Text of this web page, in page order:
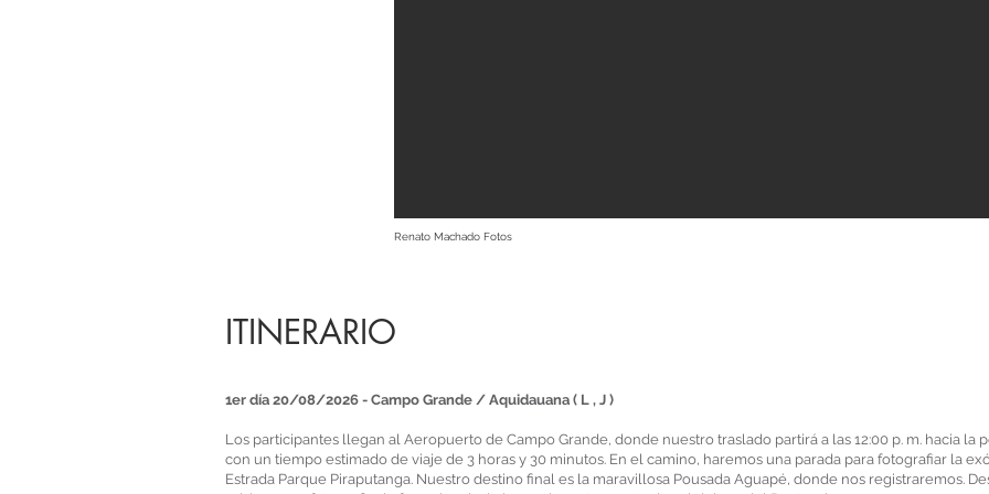
Renato Machado Fotos
ITINERARIO
1er día 20/08/2026 - Campo Grande / Aquidauana ( L , J )
Los participantes llegan al Aeropuerto de Campo Grande, donde nuestro traslado partirá a las 12:00 p. m. hacia la
con un tiempo estimado de viaje de 3 horas y 30 minutos. En el camino, haremos una parada para fotografiar la
Estrada Parque Piraputanga. Nuestro destino final es la maravillosa Pousada Aguapé, donde nos registraremos.